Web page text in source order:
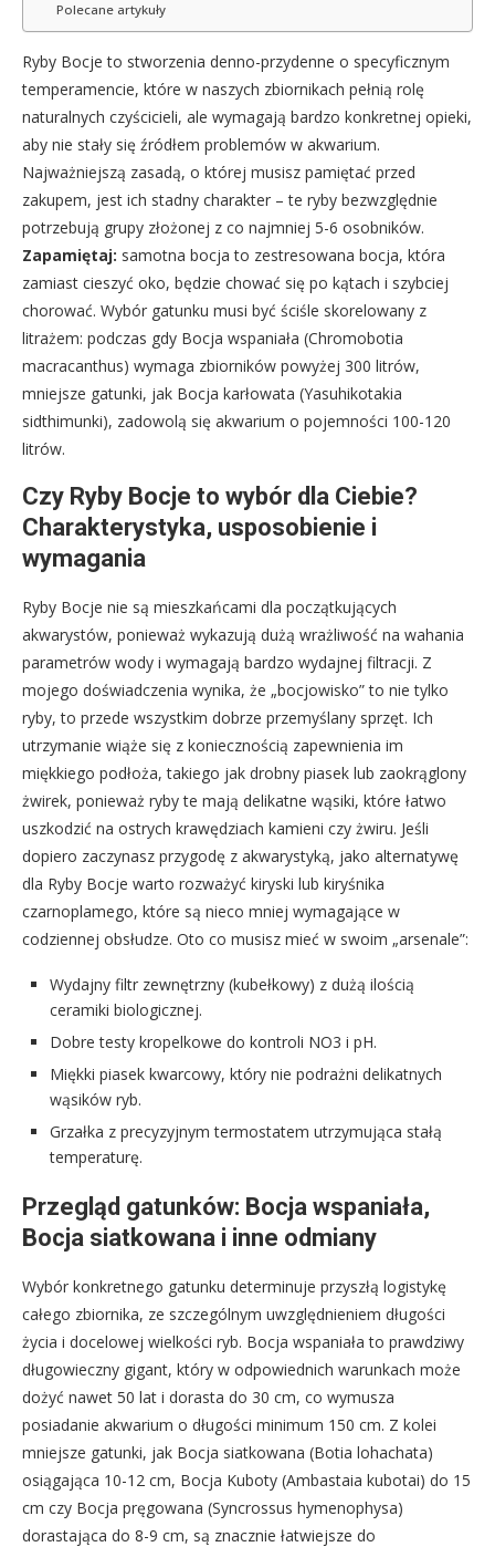
Polecane artykuły
Ryby Bocje to stworzenia denno-przydenne o specyficznym
temperamencie, które w naszych zbiornikach pełnią rolę
naturalnych czyścicieli, ale wymagają bardzo konkretnej opieki,
aby nie stały się źródłem problemów w akwarium.
Najważniejszą zasadą, o której musisz pamiętać przed
zakupem, jest ich stadny charakter – te ryby bezwzględnie
potrzebują grupy złożonej z co najmniej 5-6 osobników.
Zapamiętaj: samotna bocja to zestresowana bocja, która
zamiast cieszyć oko, będzie chować się po kątach i szybciej
chorować. Wybór gatunku musi być ściśle skorelowany z
litrażem: podczas gdy Bocja wspaniała (Chromobotia
macracanthus) wymaga zbiorników powyżej 300 litrów,
mniejsze gatunki, jak Bocja karłowata (Yasuhikotakia
sidthimunki), zadowolą się akwarium o pojemności 100-120
litrów.
Czy Ryby Bocje to wybór dla Ciebie?
Charakterystyka, usposobienie i
wymagania
Ryby Bocje nie są mieszkańcami dla początkujących
akwarystów, ponieważ wykazują dużą wrażliwość na wahania
parametrów wody i wymagają bardzo wydajnej filtracji. Z
mojego doświadczenia wynika, że „bocjowisko” to nie tylko
ryby, to przede wszystkim dobrze przemyślany sprzęt. Ich
utrzymanie wiąże się z koniecznością zapewnienia im
miękkiego podłoża, takiego jak drobny piasek lub zaokrąglony
żwirek, ponieważ ryby te mają delikatne wąsiki, które łatwo
uszkodzić na ostrych krawędziach kamieni czy żwiru. Jeśli
dopiero zaczynasz przygodę z akwarystyką, jako alternatywę
dla Ryby Bocje warto rozważyć kiryski lub kiryśnika
czarnoplamego, które są nieco mniej wymagające w
codziennej obsłudze. Oto co musisz mieć w swoim „arsenale”:
Wydajny filtr zewnętrzny (kubełkowy) z dużą ilością
ceramiki biologicznej.
Dobre testy kropelkowe do kontroli NO3 i pH.
Miękki piasek kwarcowy, który nie podrażni delikatnych
wąsików ryb.
Grzałka z precyzyjnym termostatem utrzymująca stałą
temperaturę.
Przegląd gatunków: Bocja wspaniała,
Bocja siatkowana i inne odmiany
Wybór konkretnego gatunku determinuje przyszłą logistykę
całego zbiornika, ze szczególnym uwzględnieniem długości
życia i docelowej wielkości ryb. Bocja wspaniała to prawdziwy
długowieczny gigant, który w odpowiednich warunkach może
dożyć nawet 50 lat i dorasta do 30 cm, co wymusza
posiadanie akwarium o długości minimum 150 cm. Z kolei
mniejsze gatunki, jak Bocja siatkowana (Botia lohachata)
osiągająca 10-12 cm, Bocja Kuboty (Ambastaia kubotai) do 15
cm czy Bocja pręgowana (Syncrossus hymenophysa)
dorastająca do 8-9 cm, są znacznie łatwiejsze do